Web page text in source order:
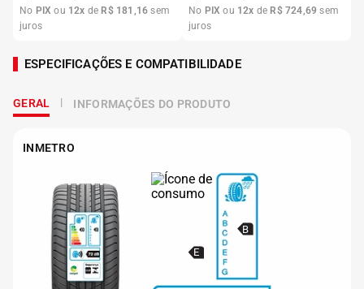
No PIX ou 12x de R$ 181 ,16 sem
juros
No PIX ou 12x de R$ 724,69 sem
juros
ESPECIFICAÇÕES E COMPATIBILIDADE
GERAL INFORMAÇÕES DO PRODUTO
INMETRO
E
B